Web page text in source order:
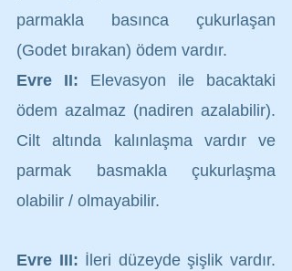
parmakla basınca çukurlaşan
(Godet bırakan) ödem vardır.
Evre II: Elevasyon ile bacaktaki
ödem azalmaz (nadiren azalabilir).
Cilt altında kalınlaşma vardır ve
parmak basmakla çukurlaşma
olabilir / olmayabilir.
Evre III: İleri düzeyde şişlik vardır.